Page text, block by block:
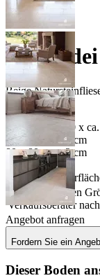
Pietra
Beige
Format
Bahnen x 50/60 x
90 x 60 x ca. 2 cm
80 x 80 x ca. 2 cm
Verarbeitung
Gebürstete
In verschiedenen
Verkaufsberater
Angebot anfragen
Fordern Sie ein
Dieser Boden